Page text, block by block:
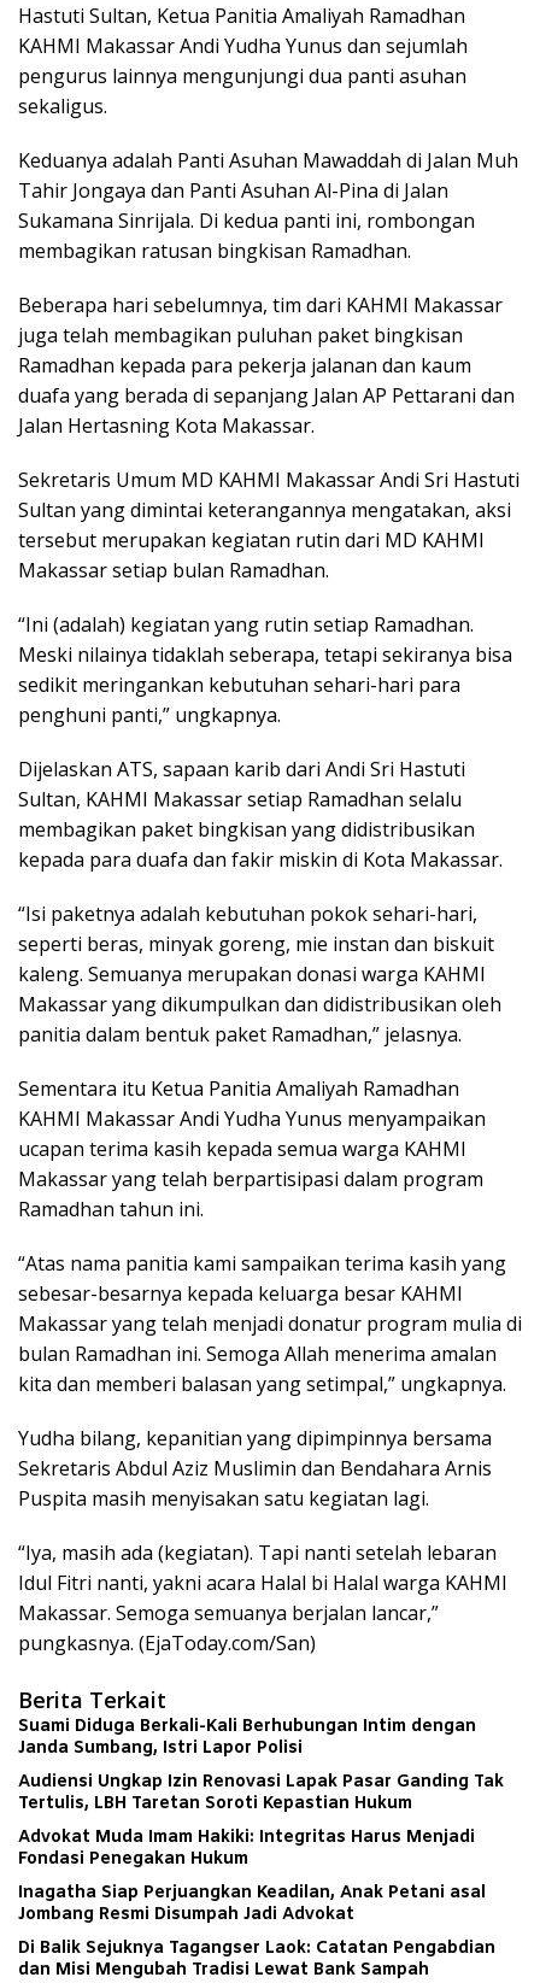
Hastuti Sultan, Ketua Panitia Amaliyah Ramadhan
KAHMI Makassar Andi Yudha Yunus dan sejumlah
pengurus lainnya mengunjungi dua panti asuhan
sekaligus.
Keduanya adalah Panti Asuhan Mawaddah di Jalan Muh
Tahir Jongaya dan Panti Asuhan Al-Pina di Jalan
Sukamana Sinrijala. Di kedua panti ini, rombongan
membagikan ratusan bingkisan Ramadhan.
Beberapa hari sebelumnya, tim dari KAHMI Makassar
juga telah membagikan puluhan paket bingkisan
Ramadhan kepada para pekerja jalanan dan kaum
duafa yang berada di sepanjang Jalan AP Pettarani dan
Jalan Hertasning Kota Makassar.
Sekretaris Umum MD KAHMI Makassar Andi Sri Hastuti
Sultan yang dimintai keterangannya mengatakan, aksi
tersebut merupakan kegiatan rutin dari MD KAHMI
Makassar setiap bulan Ramadhan.
“Ini (adalah) kegiatan yang rutin setiap Ramadhan.
Meski nilainya tidaklah seberapa, tetapi sekiranya bisa
sedikit meringankan kebutuhan sehari-hari para
penghuni panti,” ungkapnya.
Dijelaskan ATS, sapaan karib dari Andi Sri Hastuti
Sultan, KAHMI Makassar setiap Ramadhan selalu
membagikan paket bingkisan yang didistribusikan
kepada para duafa dan fakir miskin di Kota Makassar.
“Isi paketnya adalah kebutuhan pokok sehari-hari,
seperti beras, minyak goreng, mie instan dan biskuit
kaleng. Semuanya merupakan donasi warga KAHMI
Makassar yang dikumpulkan dan didistribusikan oleh
panitia dalam bentuk paket Ramadhan,” jelasnya.
Sementara itu Ketua Panitia Amaliyah Ramadhan
KAHMI Makassar Andi Yudha Yunus menyampaikan
ucapan terima kasih kepada semua warga KAHMI
Makassar yang telah berpartisipasi dalam program
Ramadhan tahun ini.
“Atas nama panitia kami sampaikan terima kasih yang
sebesar-besarnya kepada keluarga besar KAHMI
Makassar yang telah menjadi donatur program mulia di
bulan Ramadhan ini. Semoga Allah menerima amalan
kita dan memberi balasan yang setimpal,” ungkapnya.
Yudha bilang, kepanitian yang dipimpinnya bersama
Sekretaris Abdul Aziz Muslimin dan Bendahara Arnis
Puspita masih menyisakan satu kegiatan lagi.
“Iya, masih ada (kegiatan). Tapi nanti setelah lebaran
Idul Fitri nanti, yakni acara Halal bi Halal warga KAHMI
Makassar. Semoga semuanya berjalan lancar,”
pungkasnya. (EjaToday.com/San)
Berita Terkait
Suami Diduga Berkali-Kali Berhubungan Intim dengan
Janda Sumbang, Istri Lapor Polisi
Audiensi Ungkap Izin Renovasi Lapak Pasar Ganding Tak
Tertulis, LBH Taretan Soroti Kepastian Hukum
Advokat Muda Imam Hakiki: Integritas Harus Menjadi
Fondasi Penegakan Hukum
Inagatha Siap Perjuangkan Keadilan, Anak Petani asal
Jombang Resmi Disumpah Jadi Advokat
Di Balik Sejuknya Tagangser Laok: Catatan Pengabdian
dan Misi Mengubah Tradisi Lewat Bank Sampah